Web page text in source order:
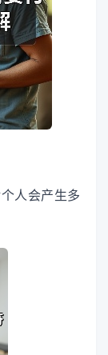
人会产生多